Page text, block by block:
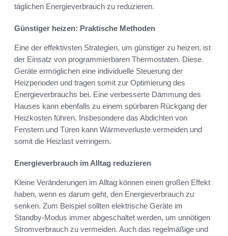
täglichen Energieverbrauch zu reduzieren.
Günstiger heizen: Praktische Methoden
Eine der effektivsten Strategien, um günstiger zu heizen, ist
der Einsatz von programmierbaren Thermostaten. Diese
Geräte ermöglichen eine individuelle Steuerung der
Heizperioden und tragen somit zur Optimierung des
Energieverbrauchs bei. Eine verbesserte Dämmung des
Hauses kann ebenfalls zu einem spürbaren Rückgang der
Heizkosten führen. Insbesondere das Abdichten von
Fenstern und Türen kann Wärmeverluste vermeiden und
somit die Heizlast verringern.
Energieverbrauch im Alltag reduzieren
Kleine Veränderungen im Alltag können einen großen Effekt
haben, wenn es darum geht, den Energieverbrauch zu
senken. Zum Beispiel sollten elektrische Geräte im
Standby-Modus immer abgeschaltet werden, um unnötigen
Stromverbrauch zu vermeiden. Auch das regelmäßige und